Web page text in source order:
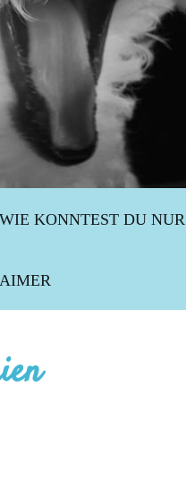
WIE KONNTEST DU NUR